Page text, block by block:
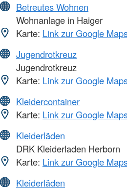
Betreutes Wohnen
Wohnanlage in Haiger
Karte: Link zur Google
Jugendrotkreuz
Jugendrotkreuz
Karte: Link zur Google
Kleidercontainer
Karte: Link zur Google
Kleiderläden
DRK Kleiderladen Herborn
Karte: Link zur Google
Kleiderläden